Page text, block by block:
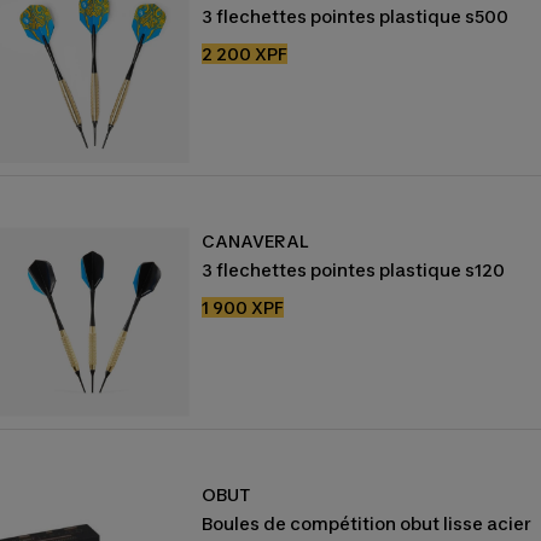
3 flechettes pointes plastique s500
Prix
2 200 XPF
CANAVERAL
3 flechettes pointes plastique s120
Prix
1 900 XPF
OBUT
Boules de compétition obut lisse acier